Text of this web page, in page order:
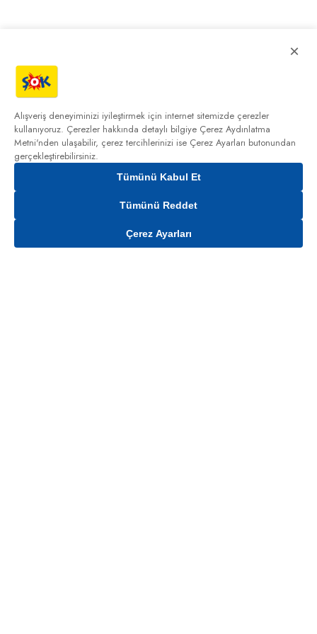
Sepete Ekle
×
Alışveriş deneyiminizi iyileştirmek için internet sitemizde çerezler
kullanıyoruz. Çerezler hakkında detaylı bilgiye Çerez Aydınlatma
Metni'nden ulaşabilir, çerez tercihlerinizi ise Çerez Ayarları butonundan
gerçekleştirebilirsiniz.
Tümünü Kabul Et
Tümünü Reddet
Çerez Ayarları